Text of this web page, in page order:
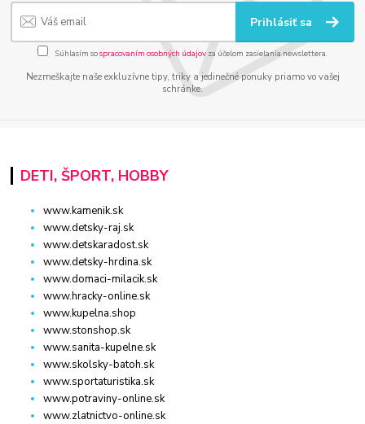
Prihlásiť sa
Súhlasím sospracovaním osobných údajov za účelom zasielania newslettera.
Nezmeškajte naše exkluzívne tipy, triky a jedinečné ponuky priamo vo vašej
schránke.
DETI, ŠPORT, HOBBY
www.kamenik.sk
www.detsky-raj.sk
www.detskaradost.sk
www.detsky-hrdina.sk
www.domaci-milacik.sk
www.hracky-online.sk
www.kupelna.shop
www.stonshop.sk
www.sanita-kupelne.sk
www.skolsky-batoh.sk
www.sportaturistika.sk
www.potraviny-online.sk
www.zlatnictvo-online.sk